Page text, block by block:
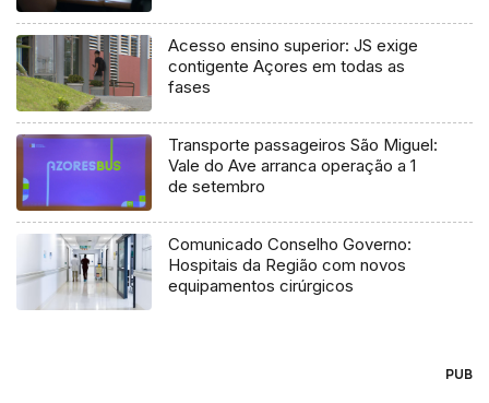
Acesso ensino superior: JS exige
contigente Açores em todas as
fases
Transporte passageiros São Miguel:
Vale do Ave arranca operação a 1
de setembro
Comunicado Conselho Governo:
Hospitais da Região com novos
equipamentos cirúrgicos
PUB